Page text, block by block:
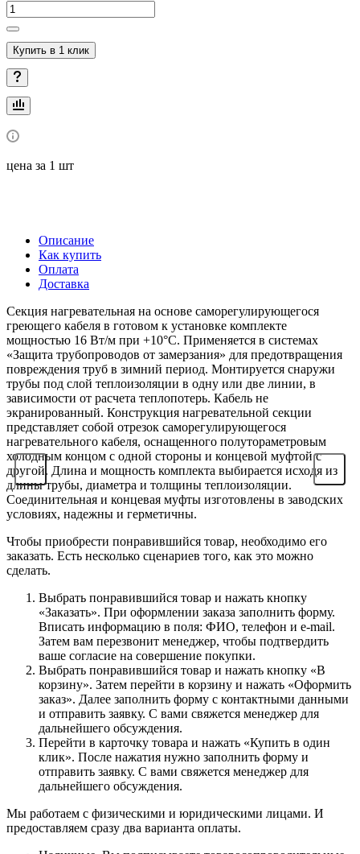
Купить в 1 клик
цена за 1 шт
Описание
Как купить
Оплата
Доставка
Секция нагревательная на основе саморегулирующегося
греющего кабеля в готовом к установке комплекте
мощностью 16 Вт/м при +10°C. Применяется в системах
«Защита трубопроводов от замерзания» для предотвращения
повреждения труб в зимний период. Монтируется снаружи
трубы под слой теплоизоляции в одну или две линии, в
зависимости от расчета теплопотерь. Кабель не
экранированный. Конструкция нагревательной секции
представляет собой отрезок саморегулирующегося
нагревательного кабеля, оснащенного полутораметровым
холодным концом с одной стороны и концевой муфтой с
другой. Длина и мощность комплекта выбирается исходя из
длины трубы, диаметра и толщины теплоизоляции.
Соединительная и концевая муфты изготовлены в заводских
условиях, надежны и герметичны.
Чтобы приобрести понравившийся товар, необходимо его
заказать. Есть несколько сценариев того, как это можно
сделать.
Выбрать понравившийся товар и нажать кнопку
«Заказать». При оформлении заказа заполнить форму.
Вписать информацию в поля: ФИО, телефон и e-mail.
Затем вам перезвонит менеджер, чтобы подтвердить
ваше согласие на совершение покупки.
Выбрать понравившийся товар и нажать кнопку «В
корзину». Затем перейти в корзину и нажать «Оформить
заказ». Далее заполнить форму с контактными данными
и отправить заявку. С вами свяжется менеджер для
дальнейшего обсуждения.
Перейти в карточку товара и нажать «Купить в один
клик». После нажатия нужно заполнить форму и
отправить заявку. С вами свяжется менеджер для
дальнейшего обсуждения.
Мы работаем с физическими и юридическими лицами. И
предоставляем сразу два варианта оплаты.